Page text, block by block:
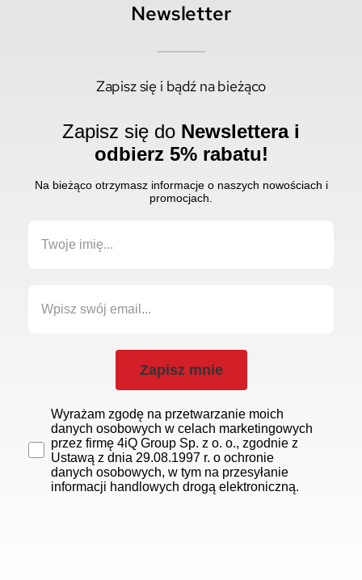
Newsletter
Zapisz się i bądź na bieżąco
Zapisz się do Newslettera i
odbierz 5% rabatu!
Na bieżąco otrzymasz informacje o naszych nowościach i
promocjach.
Zapisz mnie
Wyrażam zgodę na przetwarzanie moich
danych osobowych w celach marketingowych
przez firmę 4iQ Group Sp. z o. o., zgodnie z
Ustawą z dnia 29.08.1997 r. o ochronie
danych osobowych, w tym na przesyłanie
informacji handlowych drogą elektroniczną.